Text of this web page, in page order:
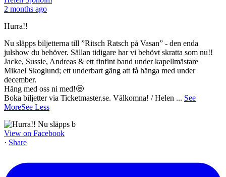
2 months ago
Hurra!!
Nu släpps biljetterna till ”Ritsch Ratsch på Vasan” - den enda
julshow du behöver. Sällan tidigare har vi behövt skratta som nu!!
Jacke, Sussie, Andreas & ett finfint band under kapellmästare
Mikael Skoglund; ett underbart gäng att få hänga med under
december.
Häng med oss ni med!🤩
Boka biljetter via Ticketmaster.se. Välkomna! / Helen ... See
MoreSee Less
View on Facebook
· Share